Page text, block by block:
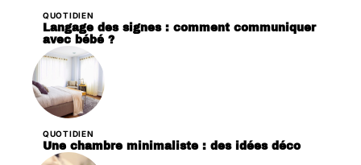
QUOTIDIEN
Langage des signes : comment communiquer
avec bébé ?
QUOTIDIEN
Une chambre minimaliste : des idées déco